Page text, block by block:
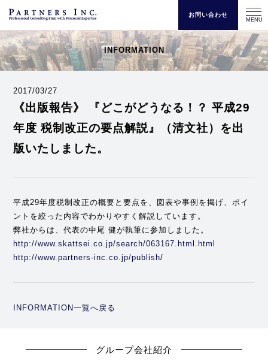
お問い合わせ
INFORMATION
2017/03/27
《出版報告》 『どこがどうなる！？ 平成29
年度 税制改正の要点解説』（清文社）を出
版いたしました。
平成29年度税制改正の概要と要点を、図表や事例を掲げ、ポイ
ントを絞った内容でわかりやすく解説しています。
弊社からは、代表の中尾 健が執筆に参加しました。
http://www.skattsei.co.jp/search/063167.html.html
http://www.partners-inc.co.jp/publish/
INFORMATION一覧へ戻る
グループ会社紹介
MENU